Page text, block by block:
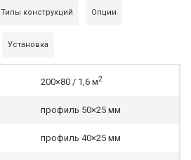
Типы конструкций Опции
Установка
200×80 / 1,6 м2
профиль 50×25 мм
профиль 40×25 мм